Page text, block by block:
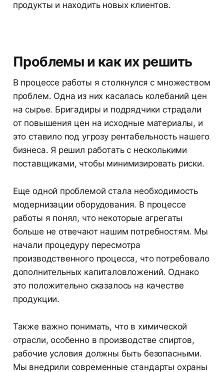
продукты и находить новых клиентов.
Проблемы и как их решить
В процессе работы я столкнулся с множеством
проблем. Одна из них касалась колебаний цен
на сырье. Бригадиры и подрядчики страдали
от повышения цен на исходные материалы, и
это ставило под угрозу рентабельность нашего
бизнеса. Я решил работать с несколькими
поставщиками, чтобы минимизировать риски.
Еще одной проблемой стала необходимость
модернизации оборудования. В процессе
работы я понял, что некоторые агрегаты
больше не отвечают нашим потребностям. Мы
начали процедуру пересмотра
производственного процесса, что потребовало
дополнительных капиталовложений. Однако
это положительно сказалось на качестве
продукции.
Также важно понимать, что в химической
отрасли, особенно в производстве спиртов,
рабочие условия должны быть безопасными.
Мы внедрили современные стандарты охраны